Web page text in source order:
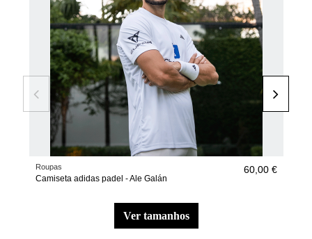
Roupas
Camiseta adidas padel - Ale Galán
60,00 €
ver tamanhos